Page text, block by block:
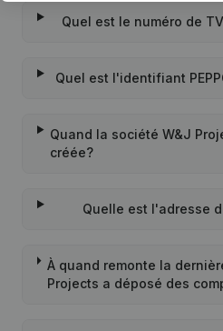
Quel est le numéro de
Quel est l'identifiant
Quand la société W&J
créée?
Quelle est l'adresse
À quand remonte la
Projects a déposé des